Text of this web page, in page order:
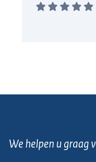
We helpen u graag